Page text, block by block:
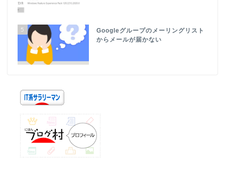
5
Googleグループのメーリングリスト
からメールが届かない